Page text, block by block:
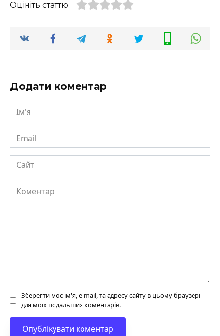
Оцініть статтю
Додати коментар
Ім'я
Email
Сайт
Коментар
Зберегти моє ім'я, e-mail, та адресу сайту в цьому браузері
для моїх подальших коментарів.